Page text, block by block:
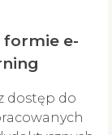
formie e-
dostęp do